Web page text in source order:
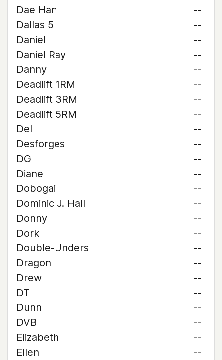
Dae Han
--
Dallas 5
--
Daniel
--
Daniel Ray
--
Danny
--
Deadlift 1RM
--
Deadlift 3RM
--
Deadlift 5RM
--
Del
--
Desforges
--
DG
--
Diane
--
Dobogai
--
Dominic J. Hall
--
Donny
--
Dork
--
Double-Unders
--
Dragon
--
Drew
--
DT
--
Dunn
--
DVB
--
Elizabeth
--
Ellen
--